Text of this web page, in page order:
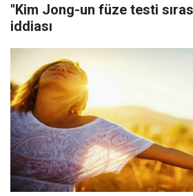
''Kim Jong-un füze testi
iddiası